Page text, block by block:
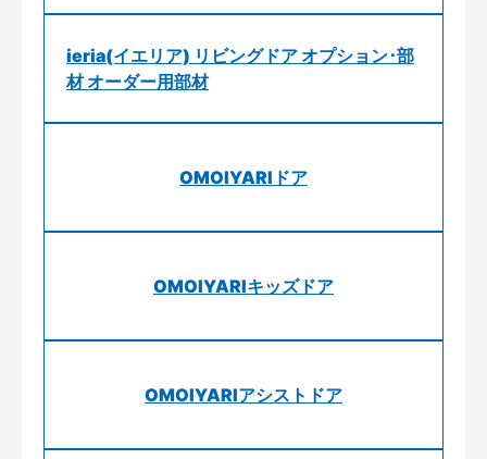
ieria(イエリア) リビングドア オプション･部
材 オーダー用部材
OMOIYARIドア
OMOIYARIキッズドア
OMOIYARIアシストドア